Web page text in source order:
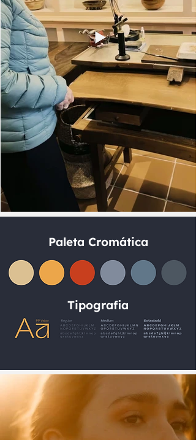
Paleta Cromática
Tipografia